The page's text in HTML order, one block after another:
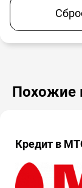
Похожие
Кредит в